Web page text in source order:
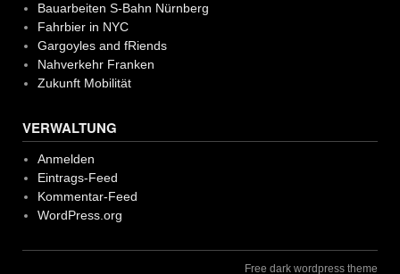
Bauarbeiten S-Bahn Nürnberg
Fahrbier in NYC
Gargoyles and fRiends
Nahverkehr Franken
Zukunft Mobilität
VERWALTUNG
Anmelden
Eintrags-Feed
Kommentar-Feed
WordPress.org
Free dark wordpress theme